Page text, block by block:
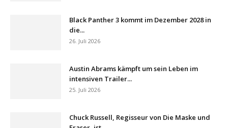
Black Panther 3 kommt im Dezember 2028 in
die...
26. Juli 2026
Austin Abrams kämpft um sein Leben im
intensiven Trailer...
25. Juli 2026
Chuck Russell, Regisseur von Die Maske und